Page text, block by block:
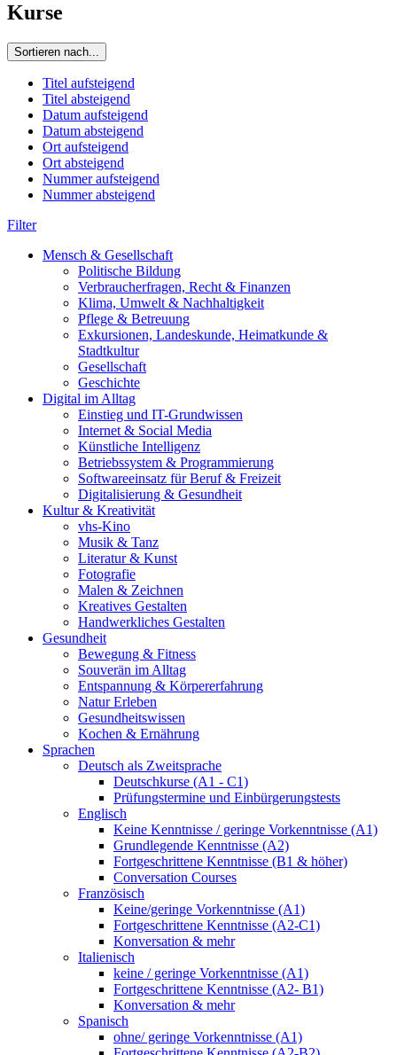
Kurse
Sortieren nach...
Titel aufsteigend
Titel absteigend
Datum aufsteigend
Datum absteigend
Ort aufsteigend
Ort absteigend
Nummer aufsteigend
Nummer absteigend
Filter
Mensch & Gesellschaft
Politische Bildung
Verbraucherfragen, Recht & Finanzen
Klima, Umwelt & Nachhaltigkeit
Pflege & Betreuung
Exkursionen, Landeskunde, Heimatkunde &
Stadtkultur
Gesellschaft
Geschichte
Digital im Alltag
Einstieg und IT-Grundwissen
Internet & Social Media
Künstliche Intelligenz
Betriebssystem & Programmierung
Softwareeinsatz für Beruf & Freizeit
Digitalisierung & Gesundheit
Kultur & Kreativität
vhs-Kino
Musik & Tanz
Literatur & Kunst
Fotografie
Malen & Zeichnen
Kreatives Gestalten
Handwerkliches Gestalten
Gesundheit
Bewegung & Fitness
Souverän im Alltag
Entspannung & Körpererfahrung
Natur Erleben
Gesundheitswissen
Kochen & Ernährung
Sprachen
Deutsch als Zweitsprache
Deutschkurse (A1 - C1)
Prüfungstermine und Einbürgerungstests
Englisch
Keine Kenntnisse / geringe Vorkenntnisse (A1)
Grundlegende Kenntnisse (A2)
Fortgeschrittene Kenntnisse (B1 & höher)
Conversation Courses
Französisch
Keine/geringe Vorkenntnisse (A1)
Fortgeschrittene Kenntnisse (A2-C1)
Konversation & mehr
Italienisch
keine / geringe Vorkenntnisse (A1)
Fortgeschrittene Kenntnisse (A2- B1)
Konversation & mehr
Spanisch
ohne/ geringe Vorkenntnisse (A1)